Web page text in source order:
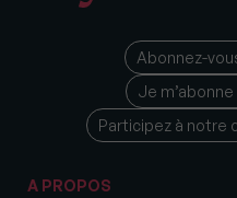
Abonnez-
Je
Participez à notre
A PROPOS